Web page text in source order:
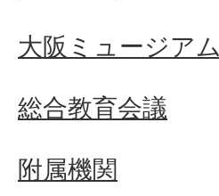
大阪ミュージアム
総合教育会議
附属機関